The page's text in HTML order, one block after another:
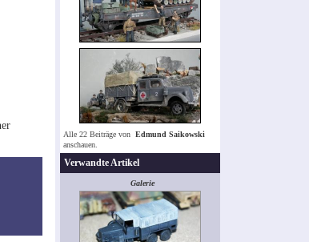
Alle 22 Beiträge von Edmund Saikowski
anschauen.
Verwandte Artikel
Galerie